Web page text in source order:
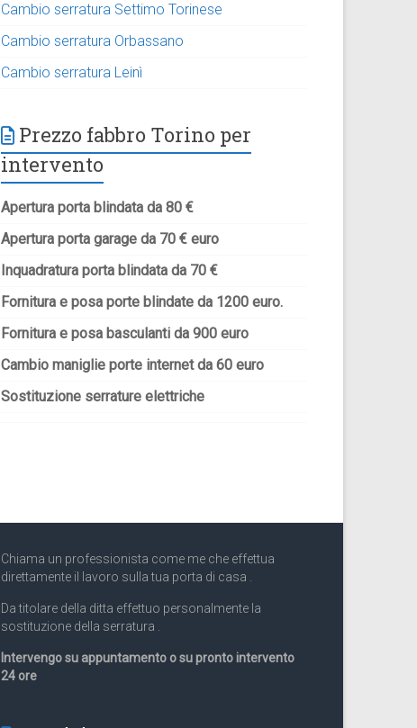
Cambio serratura Settimo Torinese
Cambio serratura Orbassano
Cambio serratura Leinì
Prezzo fabbro Torino per
intervento
Apertura porta blindata da 80 €
Apertura porta garage da 70 € euro
Inquadratura porta blindata da 70 €
Fornitura e posa porte blindate da 1200 euro.
Fornitura e posa basculanti da 900 euro
Cambio maniglie porte internet da 60 euro
Sostituzione serrature elettriche
Chiama un professionista come me che effettua
direttamente il lavoro sulla tua porta di casa .
Da titolare della ditta effettuo personalmente la
sostituzione della serratura .
Intervengo su appuntamento o su pronto intervento
24 ore